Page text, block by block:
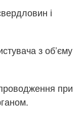
і
з об’єму
при